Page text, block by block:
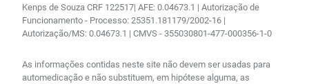
Kenps de Souza CRF 122517| AFE: 0.04673.1 | Autorização de
Funcionamento - Processo: 25351.181179/2002-16 |
Autorização/MS: 0.04673.1 | CMVS - 355030801-477-000356-1-0
As informações contidas neste site não devem ser usadas para
automedicação e não substituem, em hipótese alguma, as